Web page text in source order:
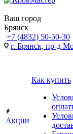
Ваш город
Брянск
+7 (4832) 50-50-30
г. Брянск, пр-д
Акции
Как купить